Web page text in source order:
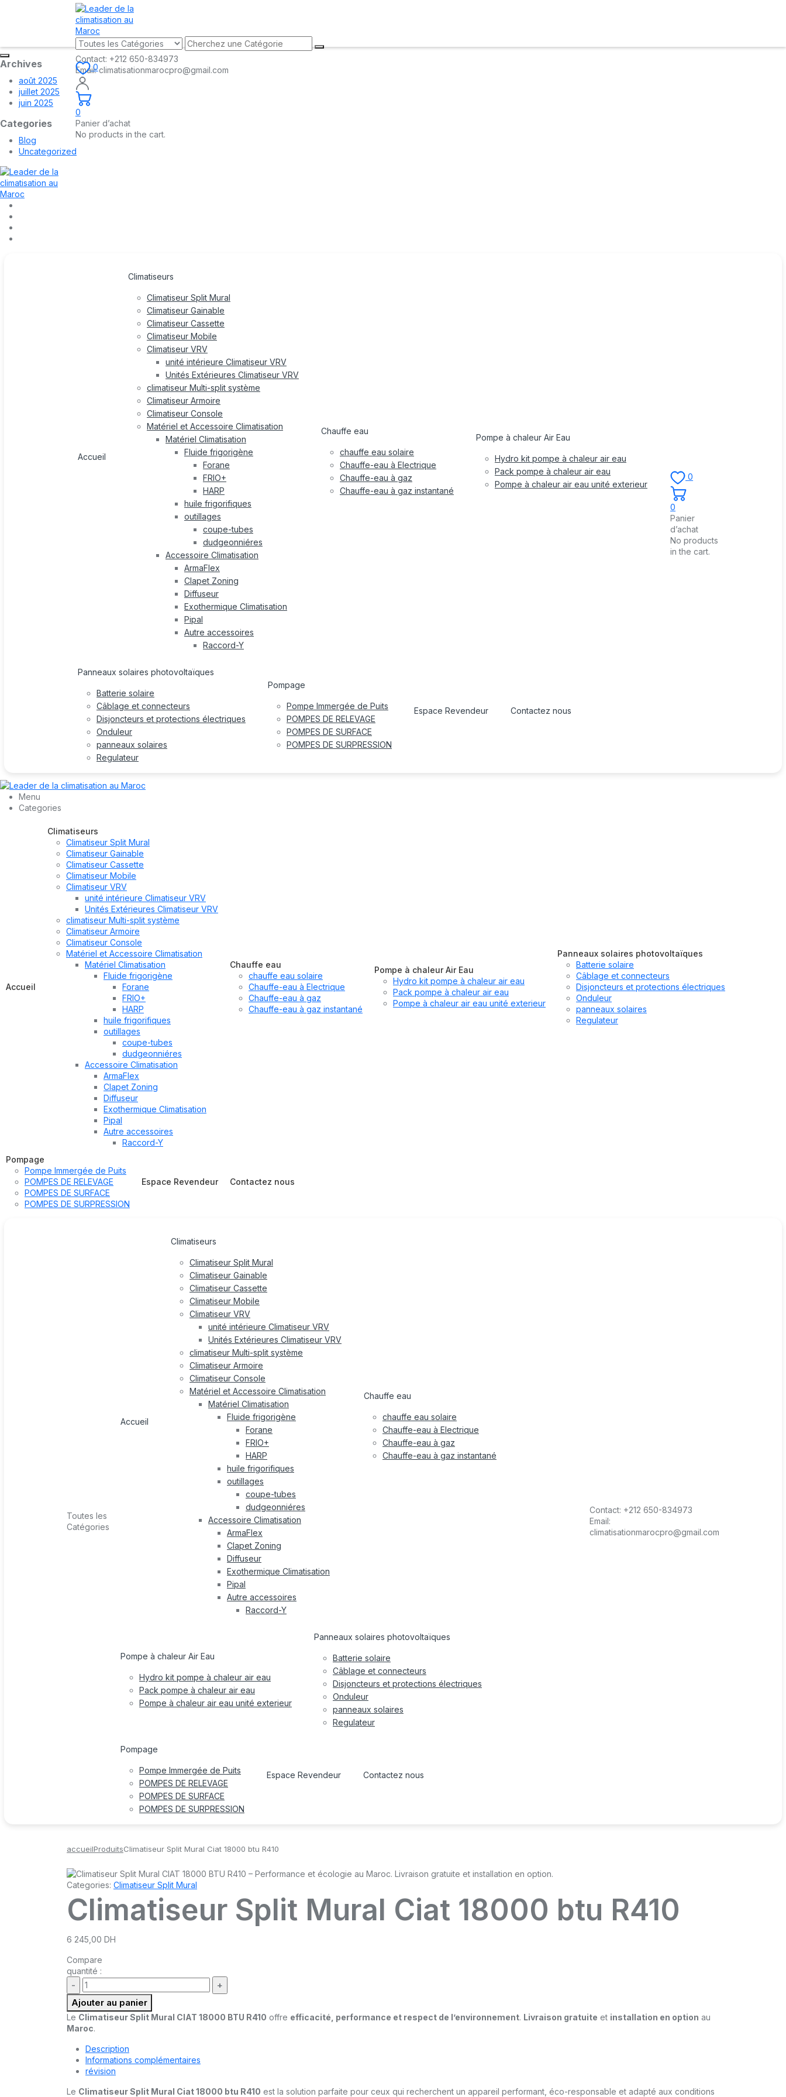
Archives
août 2025
juillet 2025
juin 2025
Categories
Blog
Uncategorized
Contact: +212 650-834973
Email:climatisationmarocpro@gmail.com
Accueil
Climatiseurs
Climatiseur Split Mural
Climatiseur Gainable
Climatiseur Cassette
Climatiseur Mobile
Climatiseur VRV
unité intérieure Climatiseur VRV
Unités Extérieures Climatiseur VRV
climatiseur Multi-split système
Climatiseur Armoire
Climatiseur Console
Matériel et Accessoire Climatisation
Matériel Climatisation
Fluide frigorigène
Forane
FRIO+
HARP
huile frigorifiques
outillages
coupe-tubes
dudgeonniéres
Accessoire Climatisation
ArmaFlex
Clapet Zoning
Diffuseur
Exothermique Climatisation
Pipal
Autre accessoires
Raccord-Y
Chauffe eau
chauffe eau solaire
Chauffe-eau à Electrique
Chauffe-eau à gaz
Chauffe-eau à gaz instantané
Pompe à chaleur Air Eau
Hydro kit pompe à chaleur air eau
Pack pompe à chaleur air eau
Pompe à chaleur air eau unité exterieur
Panneaux solaires photovoltaïques
Batterie solaire
Câblage et connecteurs
Disjoncteurs et protections électriques
Onduleur
panneaux solaires
Regulateur
Pompage
Pompe Immergée de Puits
POMPES DE RELEVAGE
POMPES DE SURFACE
POMPES DE SURPRESSION
Espace Revendeur Contactez nous
0
0
Panier
d’achat
No products
in the cart.
Menu
Categories
Accueil
Climatiseurs
Climatiseur Split Mural
Climatiseur Gainable
Climatiseur Cassette
Climatiseur Mobile
Climatiseur VRV
unité intérieure Climatiseur VRV
Unités Extérieures Climatiseur VRV
climatiseur Multi-split système
Climatiseur Armoire
Climatiseur Console
Matériel et Accessoire Climatisation
Matériel Climatisation
Fluide frigorigène
Forane
FRIO+
HARP
huile frigorifiques
outillages
coupe-tubes
dudgeonniéres
Accessoire Climatisation
ArmaFlex
Clapet Zoning
Diffuseur
Exothermique Climatisation
Pipal
Autre accessoires
Raccord-Y
Chauffe eau
chauffe eau solaire
Chauffe-eau à Electrique
Chauffe-eau à gaz
Chauffe-eau à gaz instantané
Pompe à chaleur Air Eau
Hydro kit pompe à chaleur air eau
Pack pompe à chaleur air eau
Pompe à chaleur air eau unité exterieur
Panneaux solaires photovoltaïques
Batterie solaire
Câblage et connecteurs
Disjoncteurs et protections électriques
Onduleur
panneaux solaires
Regulateur
Pompage
Pompe Immergée de Puits
POMPES DE RELEVAGE
POMPES DE SURFACE
POMPES DE SURPRESSION
Espace Revendeur Contactez nous
0
0
Panier d’achat
No products in the cart.
Toutes les
Catégories
Accueil
Climatiseurs
Climatiseur Split Mural
Climatiseur Gainable
Climatiseur Cassette
Climatiseur Mobile
Climatiseur VRV
unité intérieure Climatiseur VRV
Unités Extérieures Climatiseur VRV
climatiseur Multi-split système
Climatiseur Armoire
Climatiseur Console
Matériel et Accessoire Climatisation
Matériel Climatisation
Fluide frigorigène
Forane
FRIO+
HARP
huile frigorifiques
outillages
coupe-tubes
dudgeonniéres
Accessoire Climatisation
ArmaFlex
Clapet Zoning
Diffuseur
Exothermique Climatisation
Pipal
Autre accessoires
Raccord-Y
Chauffe eau
chauffe eau solaire
Chauffe-eau à Electrique
Chauffe-eau à gaz
Chauffe-eau à gaz instantané
Pompe à chaleur Air Eau
Hydro kit pompe à chaleur air eau
Pack pompe à chaleur air eau
Pompe à chaleur air eau unité exterieur
Panneaux solaires photovoltaïques
Batterie solaire
Câblage et connecteurs
Disjoncteurs et protections électriques
Onduleur
panneaux solaires
Regulateur
Pompage
Pompe Immergée de Puits
POMPES DE RELEVAGE
POMPES DE SURFACE
POMPES DE SURPRESSION
Espace Revendeur Contactez nous
Contact: +212 650-834973
Email:
climatisationmarocpro@gmail.com
accueilProduitsClimatiseur Split Mural Ciat 18000 btu R410
Categories: Climatiseur Split Mural
Climatiseur Split Mural Ciat 18000 btu R410
6 245,00 DH
Compare
quantité :
Ajouter au panier
Le Climatiseur Split Mural CIAT 18000 BTU R410 offre efficacité, performance et respect de l’environnement. Livraison gratuite et installation en option au
Maroc.
Description
Informations complémentaires
révision
Le Climatiseur Split Mural Ciat 18000 btu R410 est la solution parfaite pour ceux qui recherchent un appareil performant, éco-responsable et adapté aux conditions